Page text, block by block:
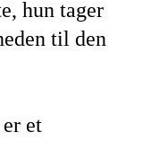
hun tager
til den
et